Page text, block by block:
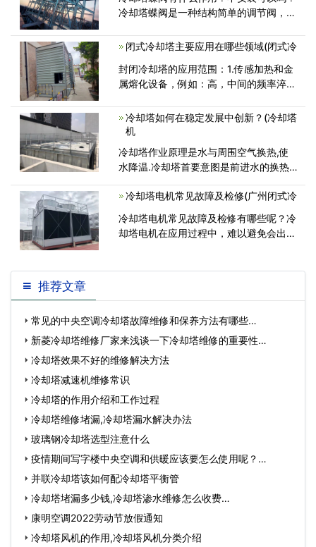
对你们有所<
冷却塔蝶阀是一种结构简单的调节阀，可
道上主要起切断和节流作用。蝶阀启闭件
<
闭式冷却塔主要应用在哪些领域(闭式冷
封闭冷却塔的应用范围：1.传感加热和金
属熔化设备，例如：高，中间的频率淬火
冷却塔如何在稳定发展中创新？(冷却塔
机
冷却塔作业原理是水与周围空气换热,使
水降温.冷却塔首要意图是前进水的换热
水在下落过程中的停留时刻,加速空气活
动,这几方面着手.跟着材料,工艺<
冷却塔电机常见故障及检修(广州闭式冷
冷却塔电机常见故障及检修有哪些呢？‍冷
却塔电机在应用过程中，难以避免会出现
推荐文章
常见的中央空调冷却塔故障维修和保养方法有哪些…
新菱冷却塔维修厂家来浅谈一下冷却塔维修的重要性…
冷却塔效果不好的维修解决方法
冷却塔减速机维修常识
冷却塔的作用介绍和工作过程
冷却塔维修堵漏,冷却塔漏水解决办法
玻璃钢冷却塔选型注意什么
疫情期间写字楼中央空调和供暖应该要怎么使用呢？…
并联冷却塔该如何配冷却塔平衡管
冷却塔堵漏多少钱,冷却塔渗水维修怎么收费…
康明空调2022劳动节放假通知
冷却塔风机的作用,冷却塔风机分类介绍